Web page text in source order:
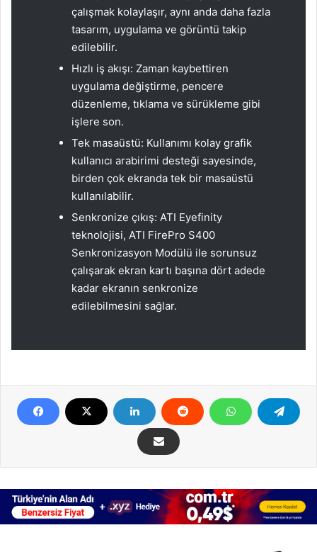
çalışmak kolaylaşır, aynı anda daha fazla
tasarım, uygulama ve görüntü takip
edilebilir.
Hızlı iş akışı: Zaman kaybettiren
uygulama değiştirme, pencere
düzenleme, tıklama ve sürükleme gibi
işlere son.
Tek masaüstü: Kullanımı kolay grafik
kullanıcı arabirimi desteği sayesinde,
birden çok ekranda tek bir masaüstü
kullanılabilir.
Senkronize çıkış: ATI Eyefinity
teknolojisi, ATI FirePro S400
Senkronizasyon Modülü ile sorunsuz
çalışarak ekran kartı başına dört adede
kadar ekranın senkronize
edilebilmesini sağlar.